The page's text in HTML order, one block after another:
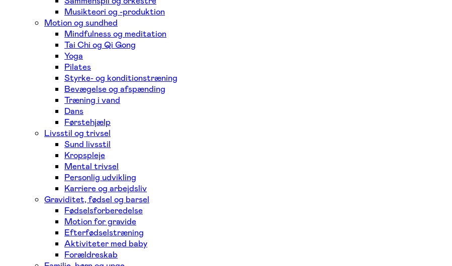
Musikteori og -produktion
Motion og sundhed
Mindfulness og meditation
Tai Chi og Qi Gong
Yoga
Pilates
Styrke- og konditionstræning
Bevægelse og afspænding
Træning i vand
Dans
Førstehjælp
Livsstil og trivsel
Sund livsstil
Kropspleje
Mental trivsel
Personlig udvikling
Karriere og arbejdsliv
Graviditet, fødsel og barsel
Fødselsforberedelse
Motion for gravide
Efterfødselstræning
Aktiviteter med baby
Forældreskab